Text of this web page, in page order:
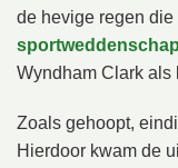
de hevige regen
sportweddenschap
Wyndham Clark als
Zoals gehoopt,
Hierdoor kwam de